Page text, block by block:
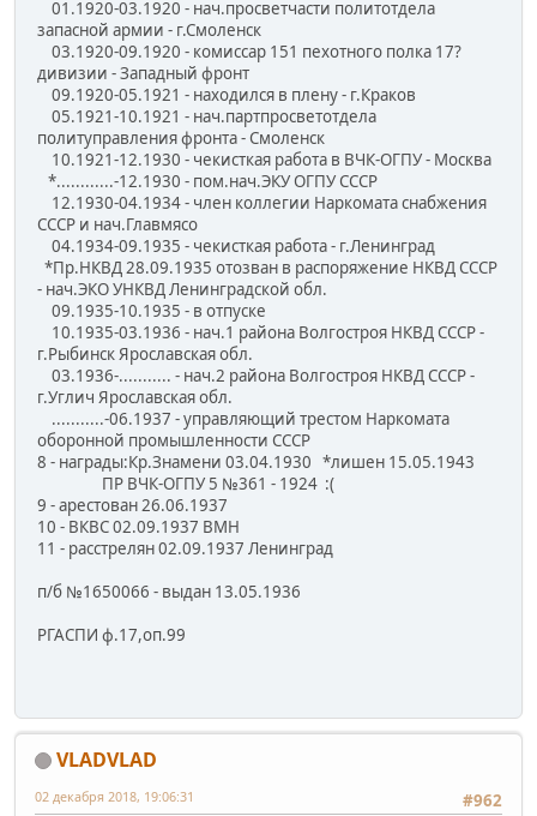
01.1920-03.1920 - нач.просветчасти политотдела
запасной армии - г.Смоленск
03.1920-09.1920 - комиссар 151 пехотного полка 17?
дивизии - Западный фронт
09.1920-05.1921 - находился в плену - г.Краков
05.1921-10.1921 - нач.партпросветотдела
политуправления фронта - Смоленск
10.1921-12.1930 - чекисткая работа в ВЧК-ОГПУ - Москва
*............-12.1930 - пом.нач.ЭКУ ОГПУ СССР
12.1930-04.1934 - член коллегии Наркомата снабжения
СССР и нач.Главмясо
04.1934-09.1935 - чекисткая работа - г.Ленинград
*Пр.НКВД 28.09.1935 отозван в распоряжение НКВД СССР
- нач.ЭКО УНКВД Ленинградской обл.
09.1935-10.1935 - в отпуске
10.1935-03.1936 - нач.1 района Волгостроя НКВД СССР -
г.Рыбинск Ярославская обл.
03.1936-........... - нач.2 района Волгостроя НКВД СССР -
г.Углич Ярославская обл.
...........-06.1937 - управляющий трестом Наркомата
оборонной промышленности СССР
8 - награды:Кр.Знамени 03.04.1930 *лишен 15.05.1943
ПР ВЧК-ОГПУ 5 №361 - 1924 :(
9 - арестован 26.06.1937
10 - ВКВС 02.09.1937 ВМН
11 - расстрелян 02.09.1937 Ленинград
п/б №1650066 - выдан 13.05.1936
РГАСПИ ф.17,оп.99
VLADVLAD
#962
02 декабря 2018, 19:06:31